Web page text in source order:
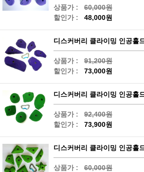
상품가 :
60,000원
할인가 :
48,000원
디스커버리 클라이밍 인공홀
상품가 :
91,200원
할인가 :
73,000원
디스커버리 클라이밍 인공
상품가 :
92,400원
할인가 :
73,900원
디스커버리 클라이밍 인공홀
상품가 :
60,000원